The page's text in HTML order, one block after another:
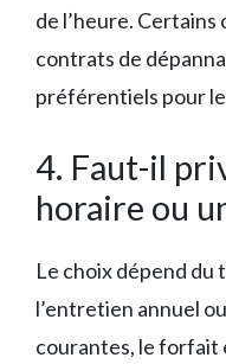
de l’heure.
contrats de
préférentiels pour
4. Faut-il
horaire ou
Le choix dépend du
l’entretien annuel
courantes, le forfait